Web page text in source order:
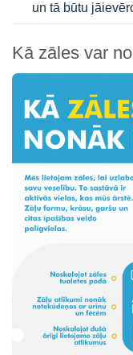
un tā būtu
Kā zāles var